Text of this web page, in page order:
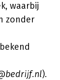
waarbij
zonder
).